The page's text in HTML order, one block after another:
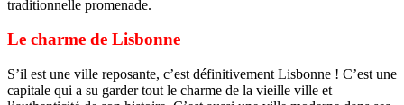
traditionnelle promenade.
Le charme de Lisbonne
S’il est une ville reposante, c’est définitivement Lisbonne ! C’est une
capitale qui a su garder tout le charme de la vieille ville et